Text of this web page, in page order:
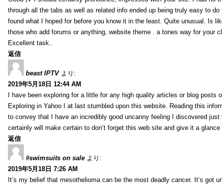
through all the tabs as well as related info ended up being truly easy to
found what I hoped for before you know it in the least. Quite unusual. Is
those who add forums or anything, website theme . a tones way for your
Excellent task..
返信
beast IPTV より:
2019年5月18日 12:44 AM
I have been exploring for a little for any high quality articles or blog posts
Exploring in Yahoo I at last stumbled upon this website. Reading this
to convey that I have an incredibly good uncanny feeling I discovered
certainly will make certain to don’t forget this web site and give it a
返信
#swimsuits on sale より:
2019年5月18日 7:26 AM
It’s my belief that mesothelioma can be the most deadly cancer. It’s got